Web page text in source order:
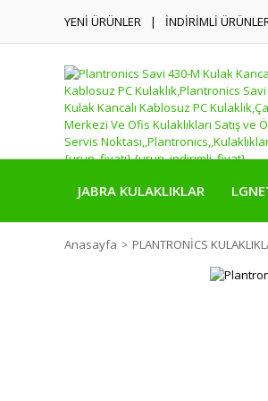
YENİ ÜRÜNLER İNDİRİMLİ
JABRA KULAKLIKLAR
Anasayfa PLANTRONİCS